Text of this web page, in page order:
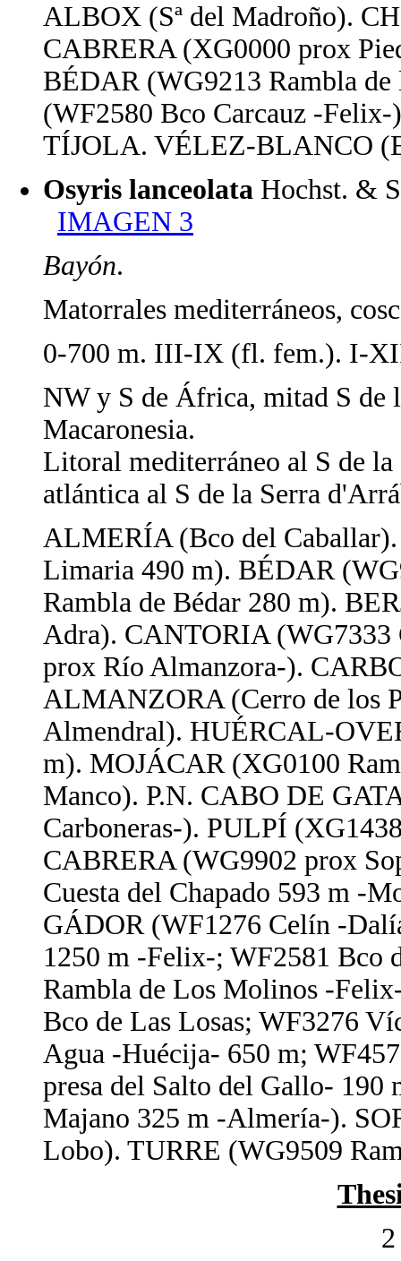
ALBOX (Sª del Madroño).
CABRERA (XG0000 prox
BÉDAR (WG9213 Rambla de
(WF2580 Bco Carcauz -
TÍJOLA. VÉLEZ-BLANCO
Osyris lanceolata Hochst. &
IMAGEN 3
Bayón.
Matorrales mediterráneos,
0-700 m. III-IX (fl. fem.). I-
NW y S de África, mitad S de
Macaronesia.
Litoral mediterráneo al S de la
atlántica al S de la Serra
ALMERÍA (Bco del
Limaria 490 m). BÉDAR
Rambla de Bédar 280 m).
Adra). CANTORIA (WG7333
prox Río Almanzora-).
ALMANZORA (Cerro de los
Almendral). HUÉRCAL-
m). MOJÁCAR (XG0100
Manco). P.N. CABO DE
Carboneras-). PULPÍ
CABRERA (WG9902 prox
Cuesta del Chapado 593 m -
GÁDOR (WF1276 Celín -
1250 m -Felix-; WF2581 Bco
Rambla de Los Molinos -
Bco de Las Losas; WF3276
Agua -Huécija- 650 m;
presa del Salto del Gallo-
Majano 325 m -Almería-).
Lobo). TURRE (WG9509